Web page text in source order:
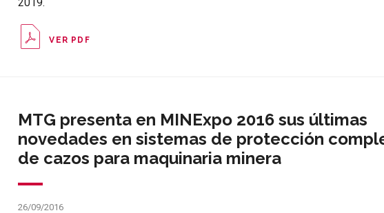
VER PDF
MTG presenta en MINExpo 2016 sus últimas
novedades en sistemas de protección
de cazos para maquinaria minera
26/09/2016